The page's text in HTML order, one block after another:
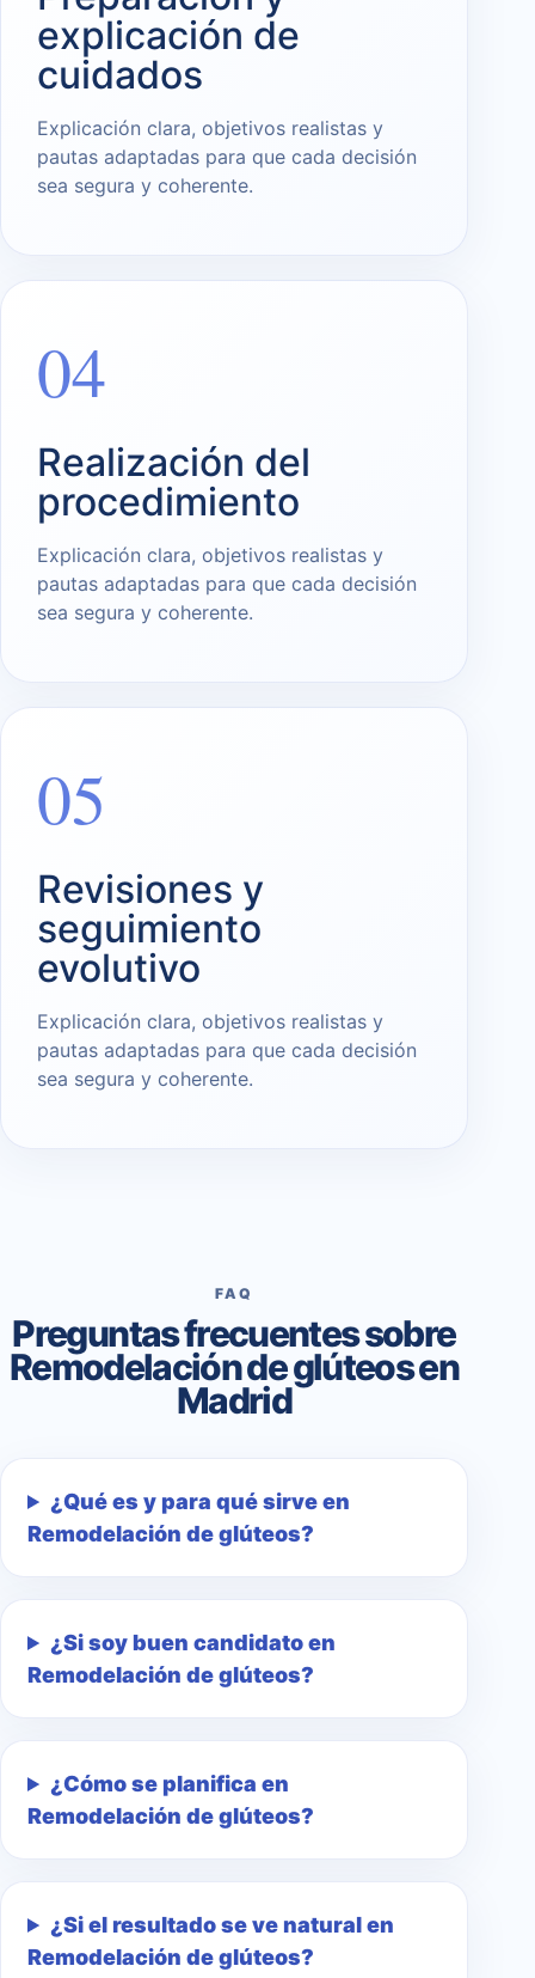
explicación de
cuidados
Explicación clara, objetivos realistas y
pautas adaptadas para que cada decisión
sea segura y coherente.
04
Realización del
procedimiento
Explicación clara, objetivos realistas y
pautas adaptadas para que cada decisión
sea segura y coherente.
05
Revisiones y
seguimiento
evolutivo
Explicación clara, objetivos realistas y
pautas adaptadas para que cada decisión
sea segura y coherente.
FAQ
Preguntas frecuentes sobre
Remodelación de glúteos en
Madrid
¿Qué es y para qué sirve en
Remodelación de glúteos?
¿Si soy buen candidato en
Remodelación de glúteos?
¿Cómo se planifica en
Remodelación de glúteos?
¿Si el resultado se ve natural en
Remodelación de glúteos?